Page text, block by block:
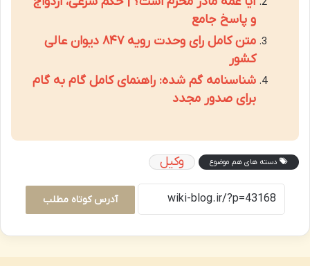
و پاسخ جامع
متن کامل رای وحدت رویه ۸۴۷ دیوان عالی
کشور
شناسنامه گم شده: راهنمای کامل گام به گام
برای صدور مجدد
دسته های هم موضوع وکیل
آدرس کوتاه مطلب